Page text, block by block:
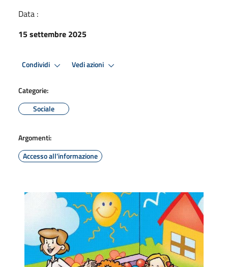
Data :
15 settembre 2025
Condividi Vedi azioni
Categorie:
Sociale
Argomenti:
Accesso all'informazione